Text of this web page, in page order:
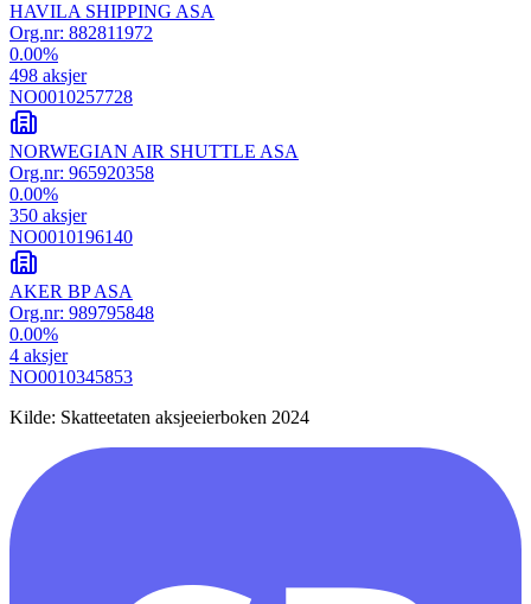
HAVILA SHIPPING ASA
Org.nr: 882811972
0.00%
498 aksjer
NO0010257728
NORWEGIAN AIR SHUTTLE ASA
Org.nr: 965920358
0.00%
350 aksjer
NO0010196140
AKER BP ASA
Org.nr: 989795848
0.00%
4 aksjer
NO0010345853
Kilde: Skatteetaten aksjeeierboken 2024